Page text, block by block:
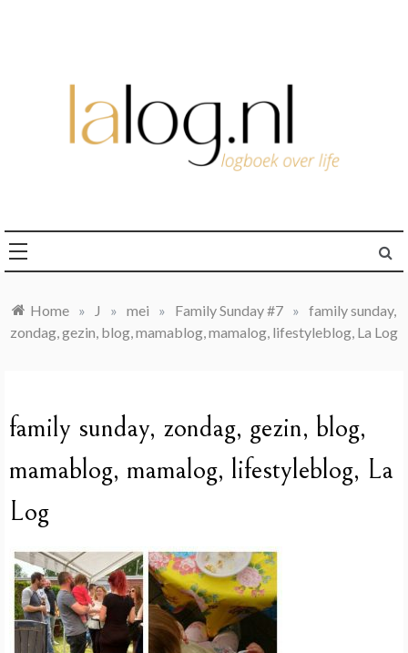
Home » J » mei » Family Sunday #7 » family sunday,
zondag, gezin, blog, mamablog, mamalog, lifestyleblog, La Log
family sunday, zondag, gezin, blog,
mamablog, mamalog, lifestyleblog, La
Log